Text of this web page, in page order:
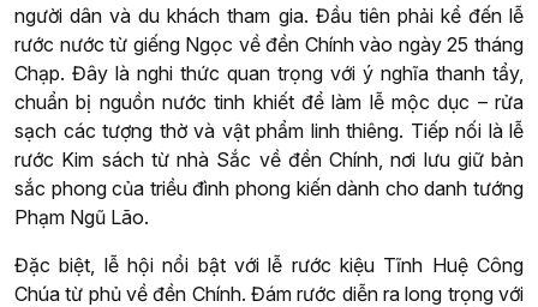
người dân và du khách tham gia. Đầu tiên phải kể đến lễ
rước nước từ giếng Ngọc về đền Chính vào ngày 25 tháng
Chạp. Đây là nghi thức quan trọng với ý nghĩa thanh tẩy,
chuẩn bị nguồn nước tinh khiết để làm lễ mộc dục – rửa
sạch các tượng thờ và vật phẩm linh thiêng. Tiếp nối là lễ
rước Kim sách từ nhà Sắc về đền Chính, nơi lưu giữ bản
sắc phong của triều đình phong kiến dành cho danh tướng
Phạm Ngũ Lão.
Đặc biệt, lễ hội nổi bật với lễ rước kiệu Tĩnh Huệ Công
Chúa từ phủ về đền Chính. Đám rước diễn ra long trọng với